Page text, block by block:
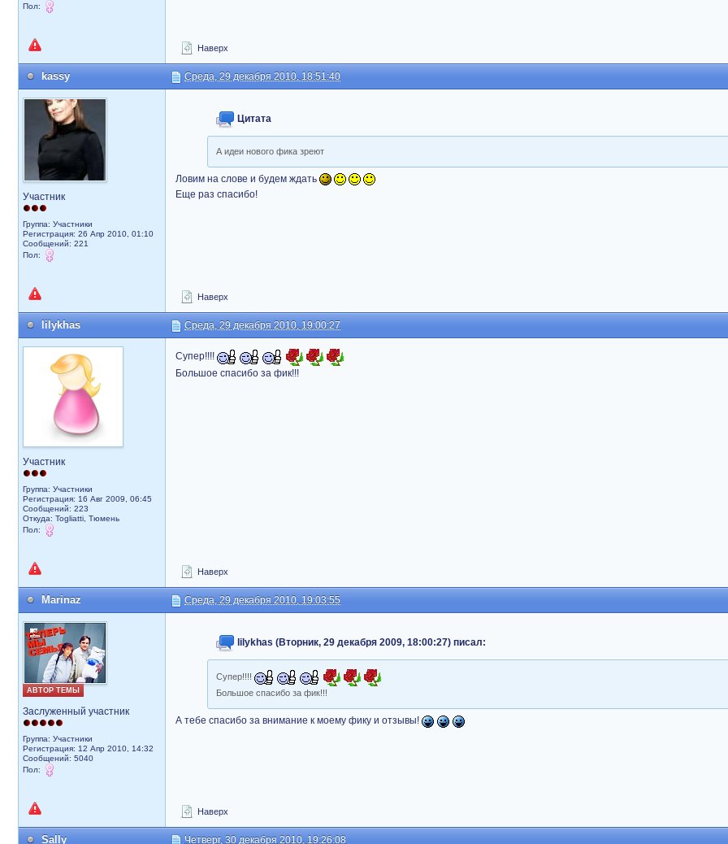
Пол:
Наверх
kassy Среда, 29 декабря 2010, 18:51:40
Участник
Группа: Участники
Регистрация: 26 Апр 2010, 01:10
Сообщений: 221
Пол:
Цитата
А идеи нового фика зреют
Ловим на слове и будем ждать
Еще раз спасибо!
Наверх
lilykhas Среда, 29 декабря 2010, 19:00:27
Участник
Группа: Участники
Регистрация: 16 Авг 2009, 06:45
Сообщений: 223
Откуда: Togliatti, Тюмень
Пол:
Супер!!!!
Большое спасибо за фик!!!
Наверх
Marinaz Среда, 29 декабря 2010, 19:03:55
АВТОР ТЕМЫ
Заслуженный участник
Группа: Участники
Регистрация: 12 Апр 2010, 14:32
Сообщений: 5040
Пол:
lilykhas (Вторник, 29 декабря 2009, 18:00:27) писал:
Супер!!!!
Большое спасибо за фик!!!
А тебе спасибо за внимание к моему фику и отзывы!
Наверх
Sally Четверг, 30 декабря 2010, 19:26:08